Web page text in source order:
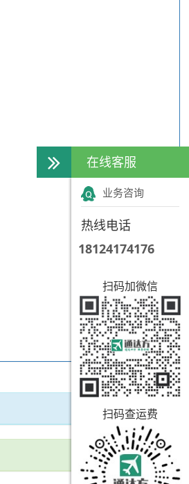
在线客服
业务咨询
热线电话
18124174176
扫码加微信
扫码查运费